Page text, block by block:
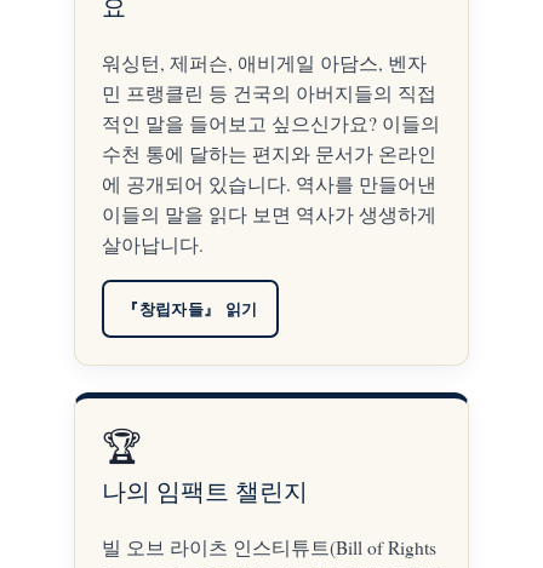
요
워싱턴, 제퍼슨, 애비게일 아담스, 벤자
민 프랭클린 등 건국의 아버지들의 직접
적인 말을 들어보고 싶으신가요? 이들의
수천 통에 달하는 편지와 문서가 온라인
에 공개되어 있습니다. 역사를 만들어낸
이들의 말을 읽다 보면 역사가 생생하게
살아납니다.
『창립자들』 읽기
🏆
나의 임팩트 챌린지
빌 오브 라이츠 인스티튜트(Bill of Rights